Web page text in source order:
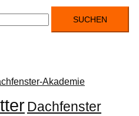
Akademie
Dachfenster